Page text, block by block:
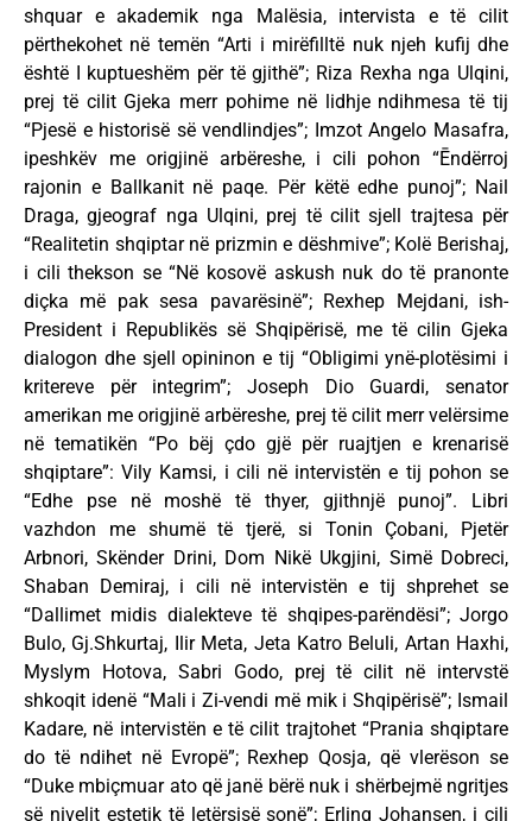
shquar e akademik nga Malësia, intervista e të cilit
përthekohet në temën “Arti i mirëfilltë nuk njeh kufij dhe
është I kuptueshëm për të gjithë”; Riza Rexha nga Ulqini,
prej të cilit Gjeka merr pohime në lidhje ndihmesa të tij
“Pjesë e historisë së vendlindjes”; Imzot Angelo Masafra,
ipeshkëv me origjinë arbëreshe, i cili pohon “Ēndërroj
rajonin e Ballkanit në paqe. Për këtë edhe punoj”; Nail
Draga, gjeograf nga Ulqini, prej të cilit sjell trajtesa për
“Realitetin shqiptar në prizmin e dëshmive”; Kolë Berishaj,
i cili thekson se “Në kosovë askush nuk do të pranonte
diçka më pak sesa pavarësinë”; Rexhep Mejdani, ish-
President i Republikës së Shqipërisë, me të cilin Gjeka
dialogon dhe sjell opininon e tij “Obligimi ynë-plotësimi i
kritereve për integrim”; Joseph Dio Guardi, senator
amerikan me origjinë arbëreshe, prej të cilit merr velërsime
në tematikën “Po bëj çdo gjë për ruajtjen e krenarisë
shqiptare”: Vily Kamsi, i cili në intervistën e tij pohon se
“Edhe pse në moshë të thyer, gjithnjë punoj”. Libri
vazhdon me shumë të tjerë, si Tonin Çobani, Pjetër
Arbnori, Skënder Drini, Dom Nikë Ukgjini, Simë Dobreci,
Shaban Demiraj, i cili në intervistën e tij shprehet se
“Dallimet midis dialekteve të shqipes-parëndësi”; Jorgo
Bulo, Gj.Shkurtaj, Ilir Meta, Jeta Katro Beluli, Artan Haxhi,
Myslym Hotova, Sabri Godo, prej të cilit në intervstë
shkoqit idenë “Mali i Zi-vendi më mik i Shqipërisë”; Ismail
Kadare, në intervistën e të cilit trajtohet “Prania shqiptare
do të ndihet në Evropë”; Rexhep Qosja, që vlerëson se
“Duke mbiçmuar ato që janë bërë nuk i shërbejmë ngritjes
së nivelit estetik të letërsisë sonë”; Erling Johansen, i cili